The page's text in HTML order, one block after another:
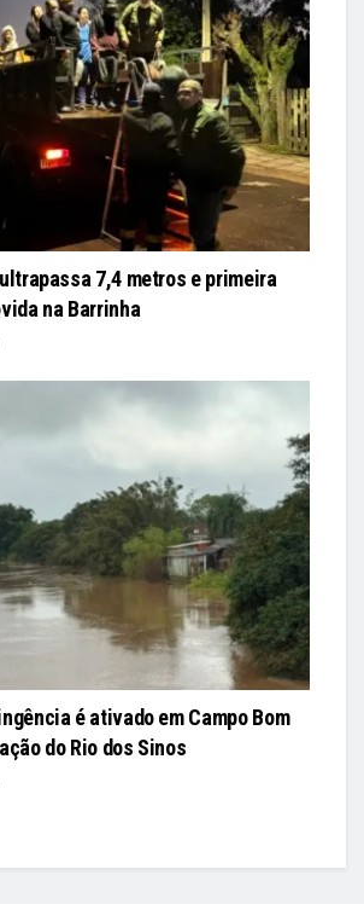
7,4 metros e primeira
na Barrinha
é ativado em Campo Bom
do Rio dos Sinos